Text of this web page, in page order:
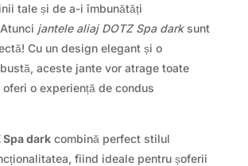
tale și de a-i îmbunătăți
jantele aliaj DOTZ Spa darksunt
Cu un design elegant și o
aceste jante vor atrage toate
o experiență de condus
Spa darkcombină perfect stilul
fiind ideale pentru șoferii